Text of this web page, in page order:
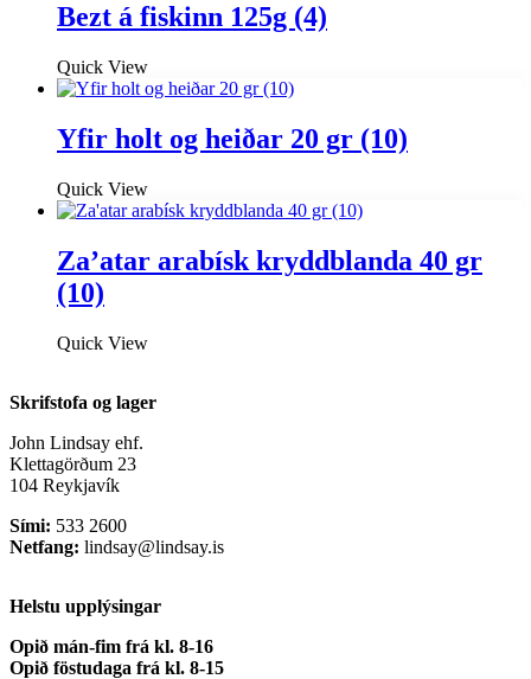
Bezt á fiskinn 125g (4)
Quick View
Yfir holt og heiðar 20 gr (10)
Quick View
Za’atar arabísk kryddblanda 40 gr
(10)
Quick View
Skrifstofa og lager
John Lindsay ehf.
Klettagörðum 23
104 Reykjavík
Sími: 533 2600
Netfang: lindsay@lindsay.is
Helstu upplýsingar
Opið mán-fim frá kl. 8-16
Opið föstudaga frá kl. 8-15